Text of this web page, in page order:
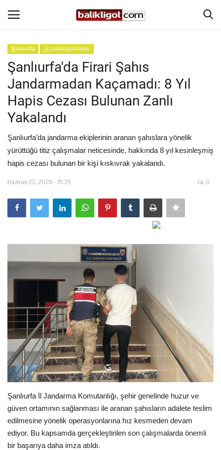
Giriş Yap
Anasayfa
Köşe Yazıları
Magazin
Şanlıurfa
Spor
Tekno Bilim
Siyaset
Galeriler
Yaşam
Künye
Sağlık
İletişim
Şanlıurfa balikligolhaber
Şanlıurfa'da Firari Şahıs
Jandarmadan Kaçamadı: 8 Yıl
Hapis Cezası Bulunan Zanlı
Yakalandı
Şanlıurfa’da jandarma ekiplerinin aranan şahıslara yönelik
yürüttüğü titiz çalışmalar neticesinde, hakkında 8 yıl kesinleşmiş
hapis cezası bulunan bir kişi kıskıvrak yakalandı.
Haziran 22, 2026 - 15:25 0
Şanlıurfa İl Jandarma Komutanlığı, şehir genelinde huzur ve
güven ortamının sağlanması ile aranan şahısların adalete teslim
edilmesine yönelik operasyonlarına hız kesmeden devam
ediyor. Bu kapsamda gerçekleştirilen son çalışmalarda önemli
bir başarıya daha imza atıldı.